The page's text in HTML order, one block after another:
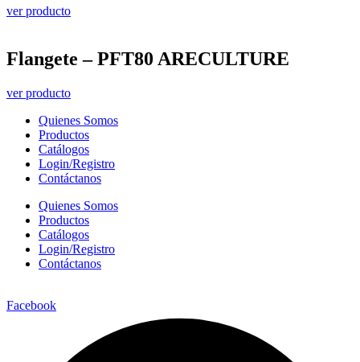
ver producto
Flangete – PFT80 ARECULTURE
ver producto
Quienes Somos
Productos
Catálogos
Login/Registro
Contáctanos
Quienes Somos
Productos
Catálogos
Login/Registro
Contáctanos
Facebook